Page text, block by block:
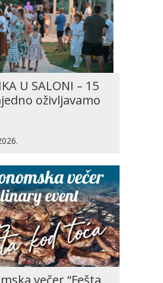
U SALONI – 15
oživljavamo
večer “Fešta